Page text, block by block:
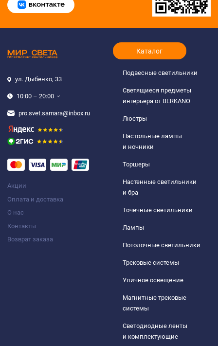
ул. Дыбенко, 33
10:00 – 20:00
pro.svet.samara@inbox.ru
Акции
Оплата и доставка
О нас
Контакты
Возврат заказа
Каталог
Подвесные светильники
Светящиеся предметы
интерьера от BERKANO
Люстры
Настольные лампы
и ночники
Торшеры
Настенные светильники
и бра
Точечные светильники
Лампы
Потолочные светильники
Трековые системы
Уличное освещение
Магнитные трековые
системы
Светодиодные ленты
и комплектующие